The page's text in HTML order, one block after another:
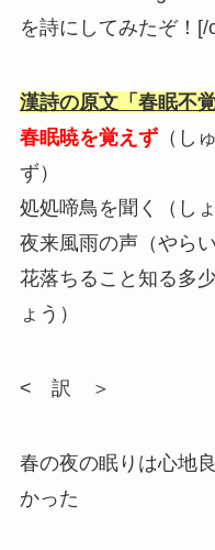
を詩にしてみたぞ！[/
漢詩の原文「春眠不覚
春眠暁を覚えず（し
ず）
処処啼鳥を聞く（し
夜来風雨の声（やら
花落ちること知る多
ょう）
< 訳 ＞
春の夜の眠りは心地
かった